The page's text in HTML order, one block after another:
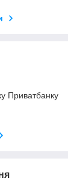
Приватбанку